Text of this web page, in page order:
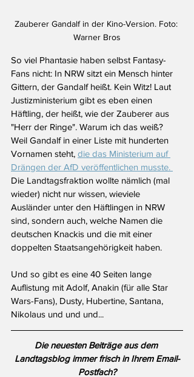
Zauberer Gandalf in der Kino-Version. Foto:
Warner Bros
So viel Phantasie haben selbst Fantasy-
Fans nicht: In NRW sitzt ein Mensch hinter
Gittern, der Gandalf heißt. Kein Witz! Laut
Justizministerium gibt es eben einen
Häftling, der heißt, wie der Zauberer aus
"Herr der Ringe". Warum ich das weiß?
Weil Gandalf in einer Liste mit hunderten
Vornamen steht, die das Ministerium auf
Drängen der AfD veröffentlichen musste.
Die Landtagsfraktion wollte nämlich (mal
wieder) nicht nur wissen, wieviele
Ausländer unter den Häftlingen in NRW
sind, sondern auch, welche Namen die
deutschen Knackis und die mit einer
doppelten Staatsangehörigkeit haben.
Und so gibt es eine 40 Seiten lange
Auflistung mit Adolf, Anakin (für alle Star
Wars-Fans), Dusty, Hubertine, Santana,
Nikolaus und und und...
Die neuesten Beiträge aus dem
Landtagsblog immer frisch in Ihrem Email-
Postfach?